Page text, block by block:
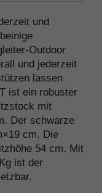
und
Outdoor
und jederzeit
lassen
ist ein robuster
mit
Der schwarze
cm. Die
54 cm. Mit
ist der